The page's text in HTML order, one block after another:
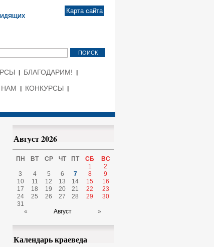
Карта сайта
БЛАГОДАРИМ!
КОНКУРСЫ
Август 2026
ПН ВТ СР ЧТ ПТ СБ
ВС
1
2
3
4 5 6 7 8
9
10
11 12 13 14 15
16
17
18 19 20 21 22
23
24
25 26 27 28 29
30
31
«
Август »
Календарь краеведа